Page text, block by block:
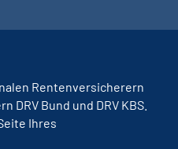
Rentenversicherern
DRV Bund und DRV KBS.
Ihres